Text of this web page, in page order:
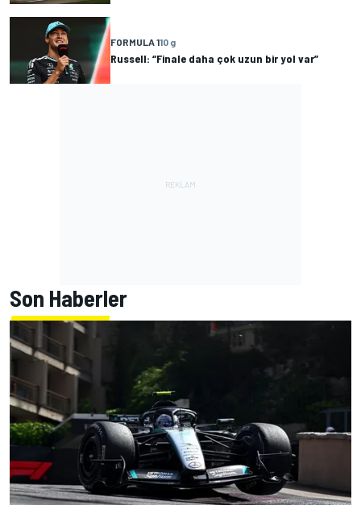
FORMULA 110 g
Russell: “Finale daha çok uzun bir yol var”
Son Haberler